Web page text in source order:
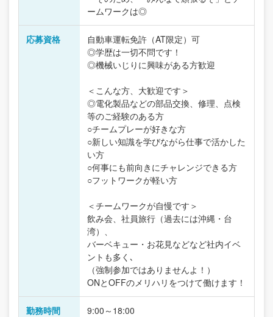
ームワークは◎
応募資格
自動車運転免許（AT限定）可
◎学歴は一切不問です！
◎機械いじりに興味がある方歓迎
＜こんな方、大歓迎です＞
◎電化製品などの部品交換、修理、点検
等のご経験のある方
○チームプレーが好きな方
○新しい知識を学びながら仕事で活かした
い方
○何事にも前向きにチャレンジできる方
○フットワークが軽い方
＜チームワークが自慢です＞
飲み会、社員旅行（過去には沖縄・台
湾）、
バーベキュー・お花見などなど社内イベ
ントも多く､
（強制参加ではありませんよ！）
ONとOFFのメリハリをつけて働けます！
勤務時間
9:00～18:00